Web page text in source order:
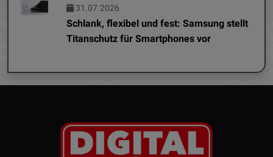
31.07.2026
Schlank, flexibel und fest: Samsung stellt
Titanschutz für Smartphones vor